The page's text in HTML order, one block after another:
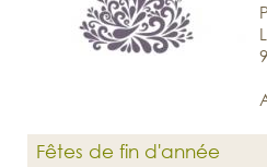
Fêtes de fin d'année